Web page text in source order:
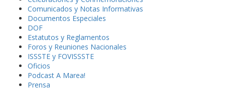
Comunicados y Notas Informativas
Documentos Especiales
DOF
Estatutos y Reglamentos
Foros y Reuniones Nacionales
ISSSTE y FOVISSSTE
Oficios
Podcast A Marea!
Prensa